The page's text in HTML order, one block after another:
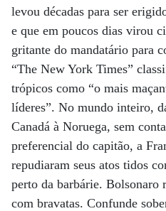
levou décadas para ser
e que em poucos dias virou
gritante do mandatário para
“The New York Times”
trópicos como “o mais
líderes”. No mundo inteiro,
Canadá à Noruega, sem
preferencial do capitão, a
repudiaram seus atos tidos
perto da barbárie. Bolsonaro
com bravatas. Confunde